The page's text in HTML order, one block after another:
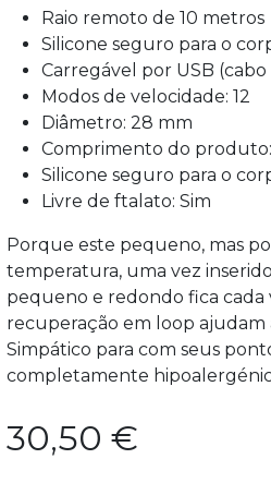
Raio remoto de 10 metros
Silicone seguro para o
Carregável por USB
Modos de velocidade: 12
Diâmetro: 28 mm
Comprimento do
Silicone seguro para o
Livre de ftalato: Sim
Porque este pequeno, mas
temperatura, uma vez
pequeno e redondo fica cada
recuperação em loop
Simpático para com seus
completamente
30,50 €